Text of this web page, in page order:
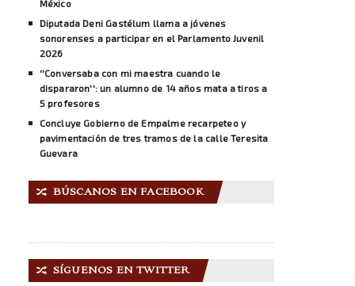
México
Diputada Deni Gastélum llama a jóvenes
sonorenses a participar en el Parlamento Juvenil
2026
''Conversaba con mi maestra cuando le
dispararon'': un alumno de 14 años mata a tiros a
5 profesores
Concluye Gobierno de Empalme recarpeteo y
pavimentación de tres tramos de la calle Teresita
Guevara
🔀 BÚSCANOS EN FACEBOOK
🔀 SÍGUENOS EN TWITTER